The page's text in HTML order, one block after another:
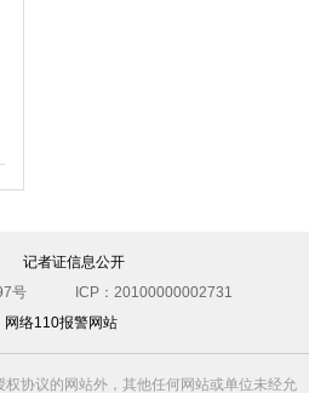
记者证信息公开
号
ICP：20100000002731
网络110报警网站
协议的网站外，其他任何网站或单位未经允